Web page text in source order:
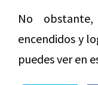
No
encendidos y
puedes ver en